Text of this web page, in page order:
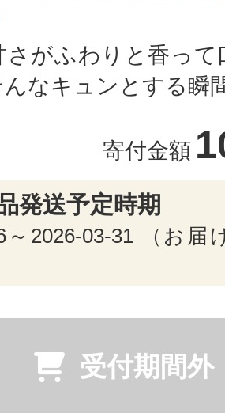
さがふわりと香っ
なキュンとする瞬
寄付金額
発送予定時期
～2026-03-31 （お届
受付期間外